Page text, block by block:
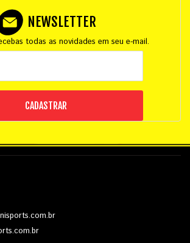
NEWSLETTER
todas as novidades em seu e-mail.
CADASTRAR